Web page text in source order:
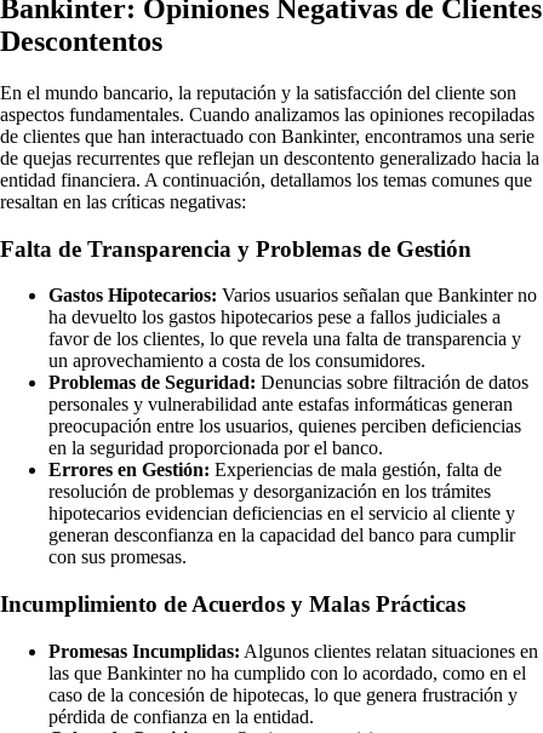
Bankinter: Opiniones Negativas de Clientes
Descontentos
En el mundo bancario, la reputación y la satisfacción del cliente son
aspectos fundamentales. Cuando analizamos las opiniones recopiladas
de clientes que han interactuado con Bankinter, encontramos una serie
de quejas recurrentes que reflejan un descontento generalizado hacia la
entidad financiera. A continuación, detallamos los temas comunes que
resaltan en las críticas negativas:
Falta de Transparencia y Problemas de Gestión
Gastos Hipotecarios: Varios usuarios señalan que Bankinter no
ha devuelto los gastos hipotecarios pese a fallos judiciales a
favor de los clientes, lo que revela una falta de transparencia y
un aprovechamiento a costa de los consumidores.
Problemas de Seguridad: Denuncias sobre filtración de datos
personales y vulnerabilidad ante estafas informáticas generan
preocupación entre los usuarios, quienes perciben deficiencias
en la seguridad proporcionada por el banco.
Errores en Gestión: Experiencias de mala gestión, falta de
resolución de problemas y desorganización en los trámites
hipotecarios evidencian deficiencias en el servicio al cliente y
generan desconfianza en la capacidad del banco para cumplir
con sus promesas.
Incumplimiento de Acuerdos y Malas Prácticas
Promesas Incumplidas: Algunos clientes relatan situaciones en
las que Bankinter no ha cumplido con lo acordado, como en el
caso de la concesión de hipotecas, lo que genera frustración y
pérdida de confianza en la entidad.